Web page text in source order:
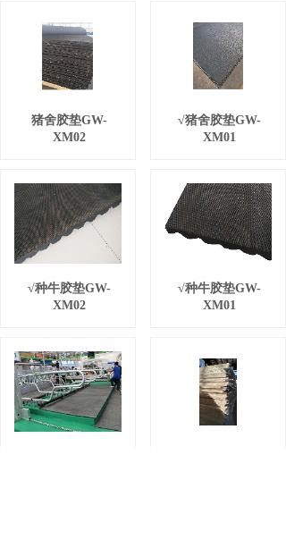
猪舍胶垫GW-
XM02
√猪舍胶垫GW-
XM01
√种牛胶垫GW-
XM02
√种牛胶垫GW-
XM01